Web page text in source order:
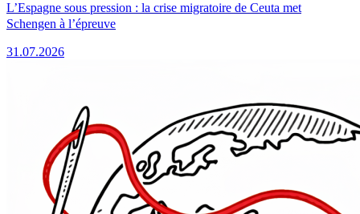
L’Espagne sous pression : la crise migratoire de Ceuta met
Schengen à l’épreuve
31.07.2026